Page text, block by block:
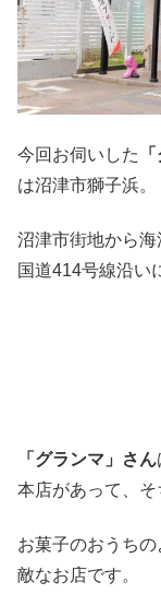
今回お伺いした
は沼津市獅子浜。
沼津市街地から
国道414号線沿い
「グランマ」さん
本店があって、そ
お菓子のおうち
敵なお店です。